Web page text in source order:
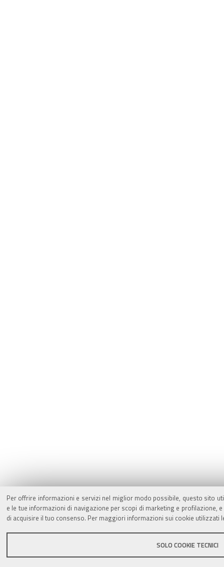
Per offrire informazioni e servizi nel miglior modo possibile, questo sito
e le tue informazioni di navigazione per scopi di marketing e
di acquisire il tuo consenso. Per maggiori informazioni sui cookie utilizzati
SOLO COOKIE TECNICI